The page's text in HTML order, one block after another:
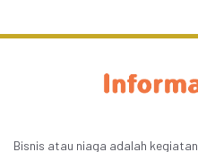
Bisnis atau niaga adalah